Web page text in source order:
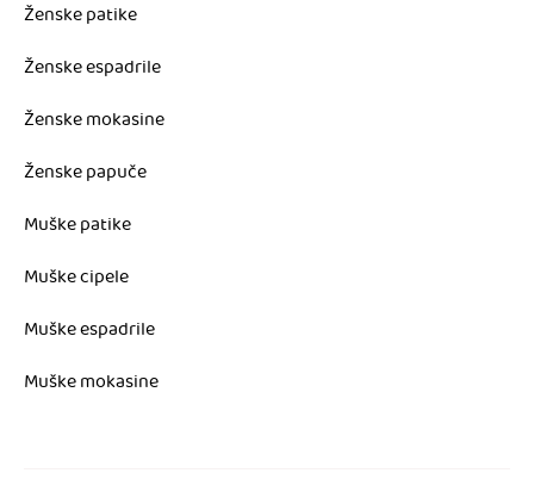
Ženske patike
Ženske espadrile
Ženske mokasine
Ženske papuče
Muške patike
Muške cipele
Muške espadrile
Muške mokasine